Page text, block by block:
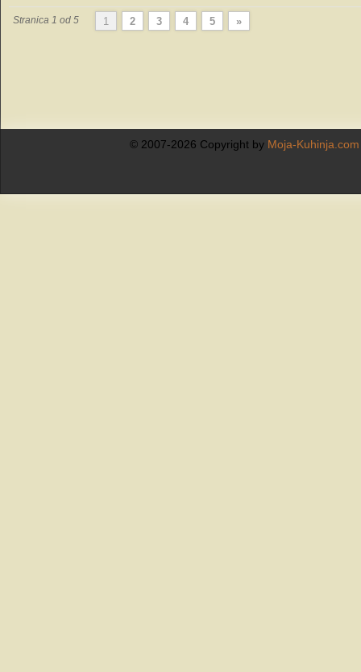
Stranica 1 od 5 1 2 3 4 5 »
© 2007-2026 Copyright by Moja-Kuhinja.com